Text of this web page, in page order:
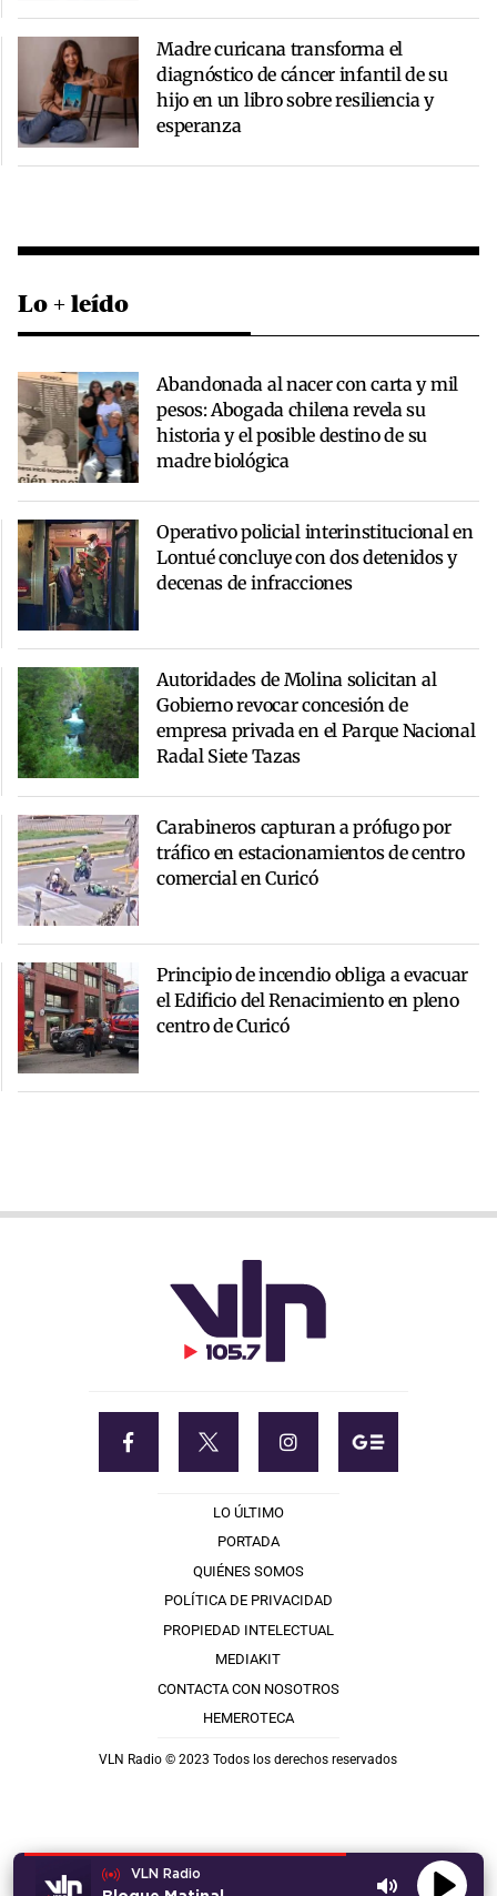
Madre curicana transforma el
diagnóstico de cáncer infantil de su
hijo en un libro sobre resiliencia y
esperanza
Lo + leído
Abandonada al nacer con carta y mil
pesos: Abogada chilena revela su
historia y el posible destino de su
madre biológica
Operativo policial interinstitucional en
Lontué concluye con dos detenidos y
decenas de infracciones
Autoridades de Molina solicitan al
Gobierno revocar concesión de
empresa privada en el Parque Nacional
Radal Siete Tazas
Carabineros capturan a prófugo por
tráfico en estacionamientos de centro
comercial en Curicó
Principio de incendio obliga a evacuar
el Edificio del Renacimiento en pleno
centro de Curicó
VLN Radio
LO ÚLTIMO
PORTADA
QUIÉNES SOMOS
POLÍTICA DE PRIVACIDAD
PROPIEDAD INTELECTUAL
MEDIAKIT
CONTACTA CON NOSOTROS
HEMEROTECA
VLN Radio © 2023 Todos los derechos reservados